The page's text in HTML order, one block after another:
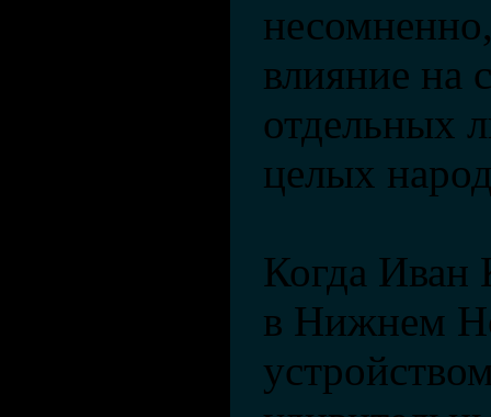
влияние на
отдельных
целых
Когда Иван
в Нижнем